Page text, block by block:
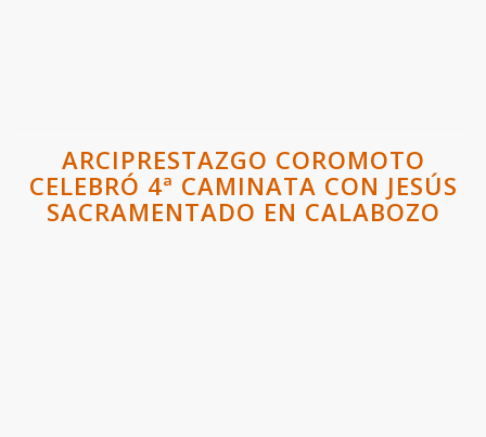
ARCIPRESTAZGO COROMOTO
CELEBRÓ 4ª CAMINATA CON JESÚS
SACRAMENTADO EN CALABOZO